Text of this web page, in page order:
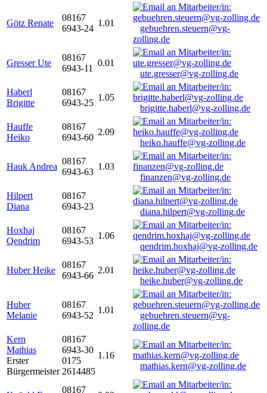
Götz Renate
08167
6943-24
1.01
gebuehren.steuern@vg-
zolling.de
Gresser Ute
08167
6943-11
0.01
ute.gresser@vg-zolling.de
Haberl
Brigitte
08167
6943-25
1.05
brigitte.haberl@vg-zolling.de
Hauffe
Heiko
08167
6943-60
2.09
heiko.hauffe@vg-zolling.de
Hauk Andrea
08167
6943-63
1.03
finanzen@vg-zolling.de
Hilpert
Diana
08167
6943-23
diana.hilpert@vg-zolling.de
Hoxhaj
Qendrim
08167
6943-53
1.06
qendrim.hoxhaj@vg-zolling.de
Huber Heike
08167
6943-66
2.01
heike.huber@vg-zolling.de
Huber
Melanie
08167
6943-52
1.01
gebuehren.steuern@vg-
zolling.de
Kern
Mathias
Erster
Bürgermeister
08167
6943-30
0175
2614485
1.16
mathias.kern@vg-zolling.de
08167